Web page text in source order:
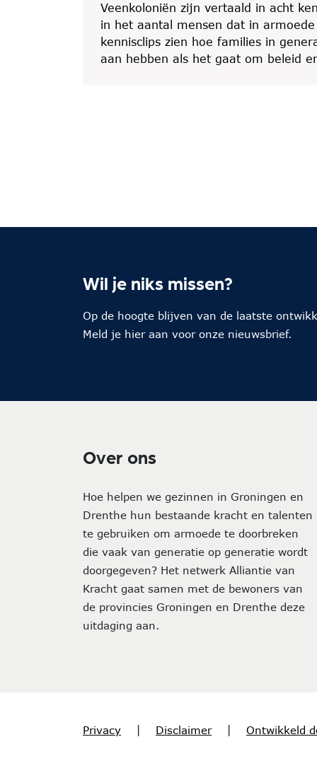
Veenkoloniën zijn vertaald in acht
in het aantal mensen dat in
kennisclips zien hoe families in
aan hebben als het gaat om beleid
Wil je niks missen?
Op de hoogte blijven van de laatste
Meld je hier aan voor onze nieuwsbrief.
Over ons
Hoe helpen we gezinnen in Groningen en
Drenthe hun bestaande kracht en talenten
te gebruiken om armoede te doorbreken
die vaak van generatie op generatie wordt
doorgegeven? Het netwerk Alliantie van
Kracht gaat samen met de bewoners van
de provincies Groningen en Drenthe deze
uitdaging aan.
Privacy Disclaimer Ontwikkeld